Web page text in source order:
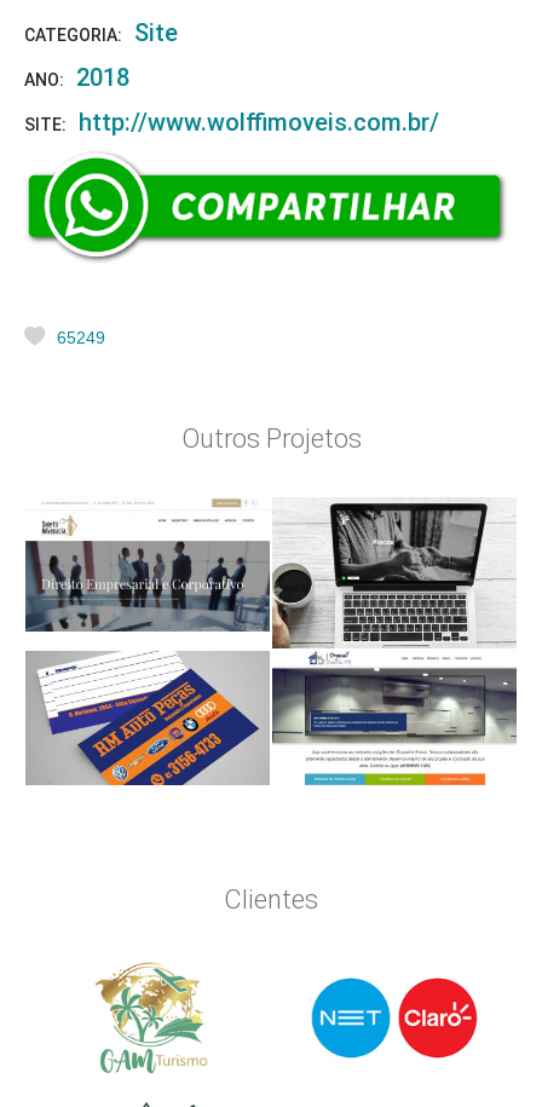
CATEGORIA: Site
ANO: 2018
SITE: http://www.wolffimoveis.com.br/
65249
Outros Projetos
Clientes